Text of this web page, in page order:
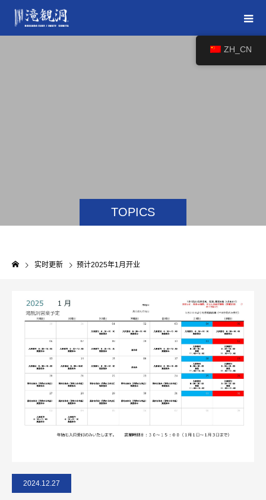
TOPICS
实时更新 预计2025年1月开业
2024.12.27
ZH_CN